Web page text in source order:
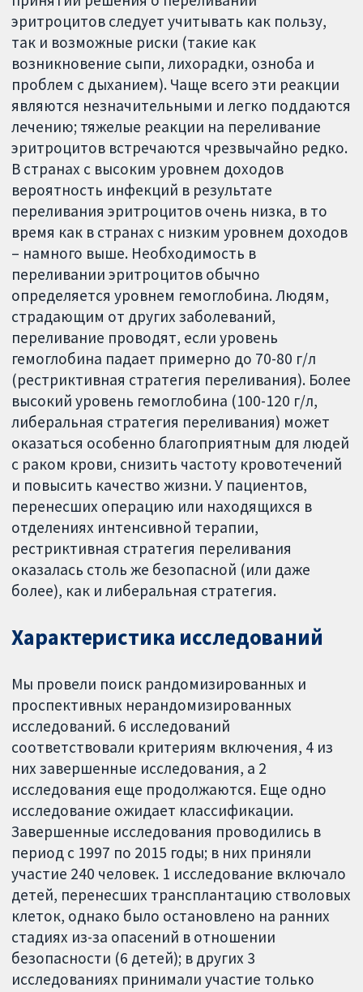
эритроцитов следует учитывать как пользу,
так и возможные риски (такие как
возникновение сыпи, лихорадки, озноба и
проблем с дыханием). Чаще всего эти реакции
являются незначительными и легко поддаются
лечению; тяжелые реакции на переливание
эритроцитов встречаются чрезвычайно редко.
В странах с высоким уровнем доходов
вероятность инфекций в результате
переливания эритроцитов очень низка, в то
время как в странах с низким уровнем доходов
– намного выше. Необходимость в
переливании эритроцитов обычно
определяется уровнем гемоглобина. Людям,
страдающим от других заболеваний,
переливание проводят, если уровень
гемоглобина падает примерно до 70-80 г/л
(рестриктивная стратегия переливания). Более
высокий уровень гемоглобина (100-120 г/л,
либеральная стратегия переливания) может
оказаться особенно благоприятным для людей
с раком крови, снизить частоту кровотечений
и повысить качество жизни. У пациентов,
перенесших операцию или находящихся в
отделениях интенсивной терапии,
рестриктивная стратегия переливания
оказалась столь же безопасной (или даже
более), как и либеральная стратегия.
Характеристика исследований
Мы провели поиск рандомизированных и
проспективных нерандомизированных
исследований. 6 исследований
соответствовали критериям включения, 4 из
них завершенные исследования, а 2
исследования еще продолжаются. Еще одно
исследование ожидает классификации.
Завершенные исследования проводились в
период с 1997 по 2015 годы; в них приняли
участие 240 человек. 1 исследование включало
детей, перенесших трансплантацию стволовых
клеток, однако было остановлено на ранних
стадиях из-за опасений в отношении
безопасности (6 детей); в других 3
исследованиях принимали участие только